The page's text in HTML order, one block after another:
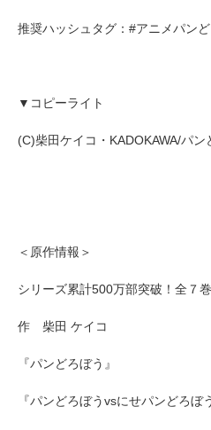
推奨ハッシュタグ：#アニメパンど
▼コピーライト
(C)柴田ケイコ・KADOKAWA/パ
＜原作情報＞
シリーズ累計500万部突破！全７
作 柴田 ケイコ
『パンどろぼう』
『パンどろぼうvsにせパンどろぼ